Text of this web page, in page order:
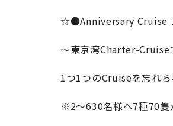
☆●Anniversary
～東京湾Charter-Cruise
1つ1つのCruiseを忘れ
※2～630名様へ7種70